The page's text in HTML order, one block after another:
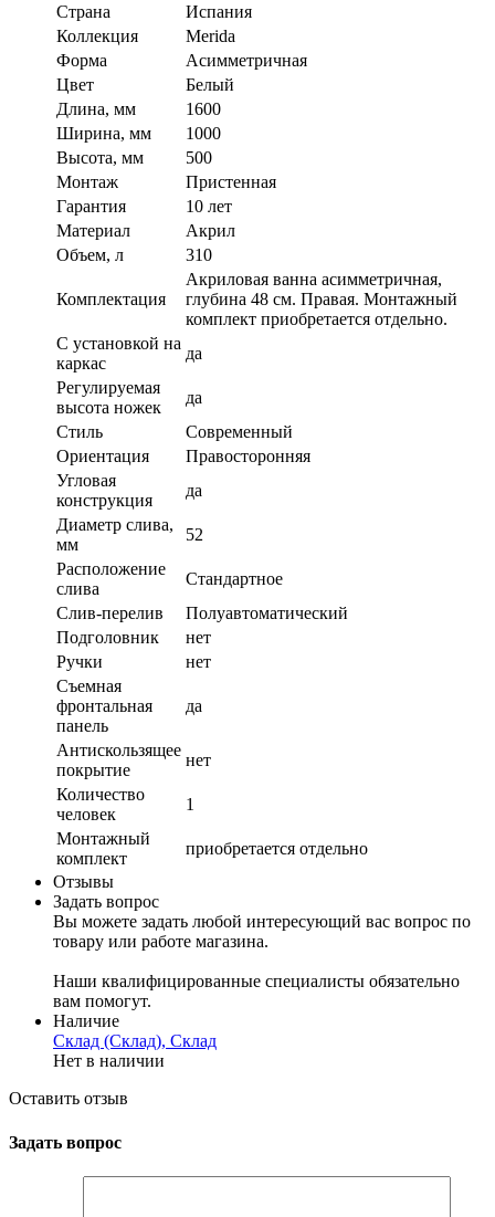
Страна
Испания
Коллекция
Merida
Форма
Асимметричная
Цвет
Белый
Длина, мм
1600
Ширина, мм
1000
Высота, мм
500
Монтаж
Пристенная
Гарантия
10 лет
Материал
Акрил
Объем, л
310
Комплектация
Акриловая ванна асимметричная,
глубина 48 см. Правая. Монтажный
комплект приобретается отдельно.
С установкой на
каркас
да
Регулируемая
высота ножек
да
Стиль
Современный
Ориентация
Правосторонняя
Угловая
конструкция
да
Диаметр слива,
мм
52
Расположение
слива
Стандартное
Слив-перелив
Полуавтоматический
Подголовник
нет
Ручки
нет
Съемная
фронтальная
панель
да
Антискользящее
покрытие
нет
Количество
человек
1
Монтажный
комплект
приобретается отдельно
Отзывы
Задать вопрос
Вы можете задать любой интересующий вас вопрос по
товару или работе магазина.
Наши квалифицированные специалисты обязательно
вам помогут.
Наличие
Склад (Склад), Склад
Нет в наличии
Оставить отзыв
Задать вопрос